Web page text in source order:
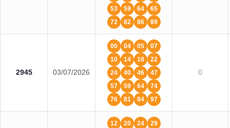
53 59 64
65
72
82 86 89
2945 03/07/2026
00 04 05
07
10
14 18
22
24
40 46
47
57
59 64
74
76
81 84 97
0
12 20 24
29